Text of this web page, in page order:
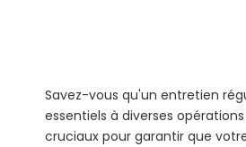
Savez-vous qu'un entretien
essentiels à diverses
cruciaux pour garantir que